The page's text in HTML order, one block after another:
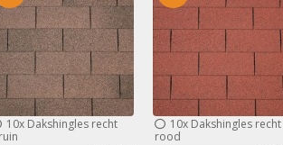
10x Dakshingles recht
10xDakshingles recht
rood